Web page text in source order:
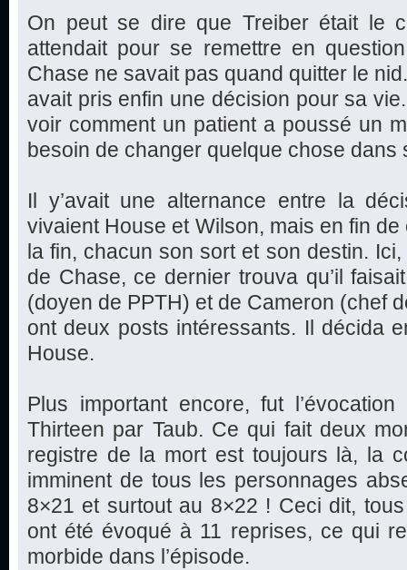
On peut se dire que Treiber était le
attendait pour se remettre en
Chase ne savait pas quand quitter le
avait pris enfin une décision pour sa
voir comment un patient a poussé un
besoin de changer quelque chose
Il y’avait une alternance entre la
vivaient House et Wilson, mais en fin
la fin, chacun son sort et son destin.
de Chase, ce dernier trouva qu’il
(doyen de PPTH) et de Cameron (chef
ont deux posts intéressants. Il décida
House.
Plus important encore, fut
Thirteen par Taub. Ce qui fait deux
registre de la mort est toujours là, la
imminent de tous les personnages
8×21 et surtout au 8×22 ! Ceci dit,
ont été évoqué à 11 reprises, ce qui
morbide dans l’épisode.